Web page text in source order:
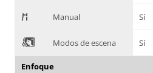
/ Manual Sí
0 Modos de escena Sí
Enfoque